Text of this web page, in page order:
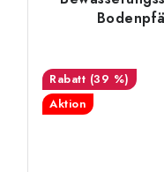
(39 %)
Aktion